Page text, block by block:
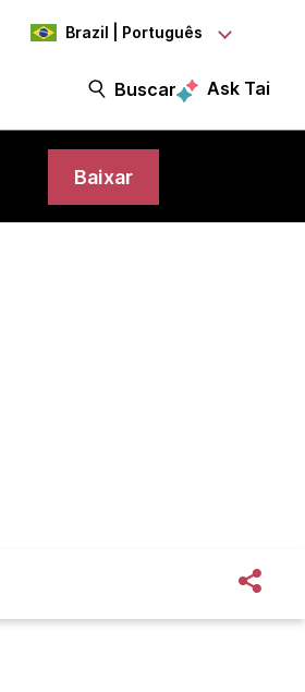
Brazil | Português
Buscar Ask Tai
Baixar